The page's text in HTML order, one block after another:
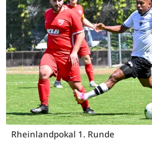
Rheinlandpokal 1. Runde